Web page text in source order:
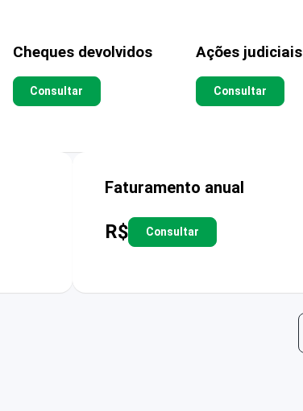
Cheques devolvidos
Consultar
Ações judiciais
Consultar
Faturamento anual
R$ Consultar